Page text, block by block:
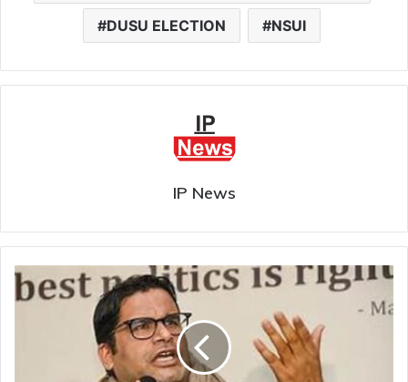
DUSU ELECTION NSUI
IP News
जन
सुराज